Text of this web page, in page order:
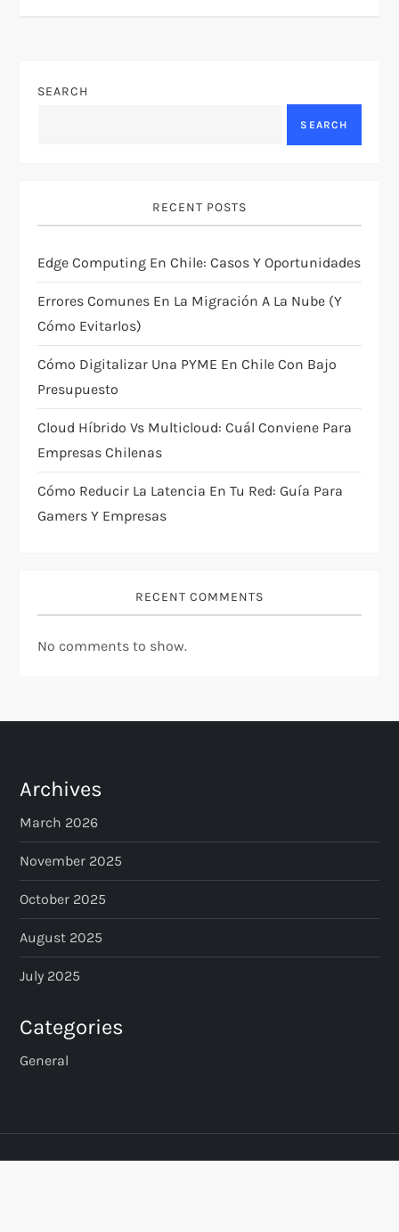
a
g
a
t
i
o
n
SEARCH
SEARCH
RECENT POSTS
Edge Computing En Chile: Casos Y Oportunidades
Errores Comunes En La Migración A La Nube (y
Cómo Evitarlos)
Cómo Digitalizar Una PYME En Chile Con Bajo
Presupuesto
Cloud Híbrido Vs Multicloud: Cuál Conviene Para
Empresas Chilenas
Cómo Reducir La Latencia En Tu Red: Guía Para
Gamers Y Empresas
RECENT COMMENTS
No comments to show.
Archives
March 2026
November 2025
October 2025
August 2025
July 2025
Categories
General